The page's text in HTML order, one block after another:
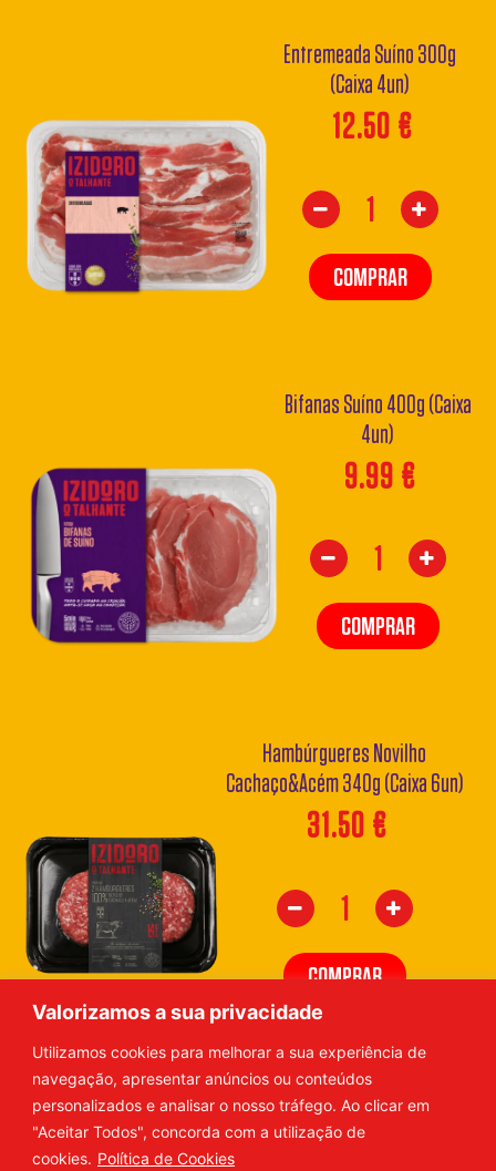
Valorizamos a sua privacidade
Utilizamos cookies para melhorar a sua experiência de
navegação, apresentar anúncios ou conteúdos
personalizados e analisar o nosso tráfego. Ao clicar em
"Aceitar Todos", concorda com a utilização de
cookies. Política de Cookies
Entremeada Suíno 300g
(Caixa 4un)
12.50 €
COMPRAR
Bifanas Suíno 400g (Caixa
4un)
9.99 €
COMPRAR
Hambúrgueres Novilho
Cachaço&Acém 340g (Caixa 6un)
31.50 €
COMPRAR